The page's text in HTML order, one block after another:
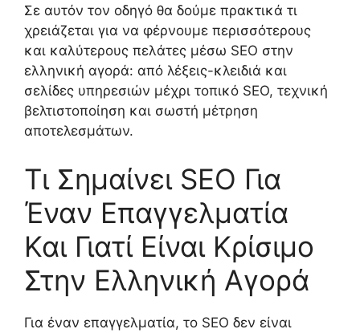
Σε αυτόν τον οδηγό θα δούμε πρακτικά τι
χρειάζεται για να φέρνουμε περισσότερους
και καλύτερους πελάτες μέσω SEO στην
ελληνική αγορά: από λέξεις-κλειδιά και
σελίδες υπηρεσιών μέχρι τοπικό SEO, τεχνική
βελτιστοποίηση και σωστή μέτρηση
αποτελεσμάτων.
Τι Σημαίνει SEO Για
Έναν Επαγγελματία
Και Γιατί Είναι Κρίσιμο
Στην Ελληνική Αγορά
Για έναν επαγγελματία, το SEO δεν είναι